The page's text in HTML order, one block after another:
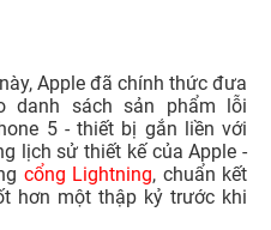
Apple đã chính thức đưa
danh sách sản phẩm lỗi
5 - thiết bị gắn liền với
lịch sử thiết kế của Apple -
cổng Lightning, chuẩn kết
hơn một thập kỷ trước khi